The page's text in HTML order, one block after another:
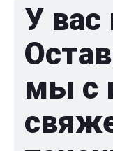
У вас
мы с